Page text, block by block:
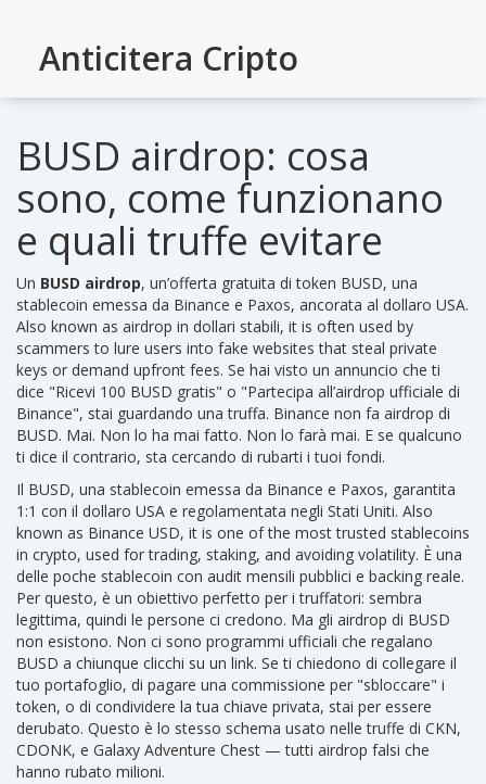
Anticitera Cripto
BUSD airdrop: cosa
sono, come funzionano
e quali truffe evitare
Un BUSD airdrop, un’offerta gratuita di token BUSD, una
stablecoin emessa da Binance e Paxos, ancorata al dollaro USA.
Also known as airdrop in dollari stabili, it is often used by
scammers to lure users into fake websites that steal private
keys or demand upfront fees. Se hai visto un annuncio che ti
dice "Ricevi 100 BUSD gratis" o "Partecipa all’airdrop ufficiale di
Binance", stai guardando una truffa. Binance non fa airdrop di
BUSD. Mai. Non lo ha mai fatto. Non lo farà mai. E se qualcuno
ti dice il contrario, sta cercando di rubarti i tuoi fondi.
Il BUSD, una stablecoin emessa da Binance e Paxos, garantita
1:1 con il dollaro USA e regolamentata negli Stati Uniti. Also
known as Binance USD, it is one of the most trusted stablecoins
in crypto, used for trading, staking, and avoiding volatility. È una
delle poche stablecoin con audit mensili pubblici e backing reale.
Per questo, è un obiettivo perfetto per i truffatori: sembra
legittima, quindi le persone ci credono. Ma gli airdrop di BUSD
non esistono. Non ci sono programmi ufficiali che regalano
BUSD a chiunque clicchi su un link. Se ti chiedono di collegare il
tuo portafoglio, di pagare una commissione per "sbloccare" i
token, o di condividere la tua chiave privata, stai per essere
derubato. Questo è lo stesso schema usato nelle truffe di CKN,
CDONK, e Galaxy Adventure Chest — tutti airdrop falsi che
hanno rubato milioni.